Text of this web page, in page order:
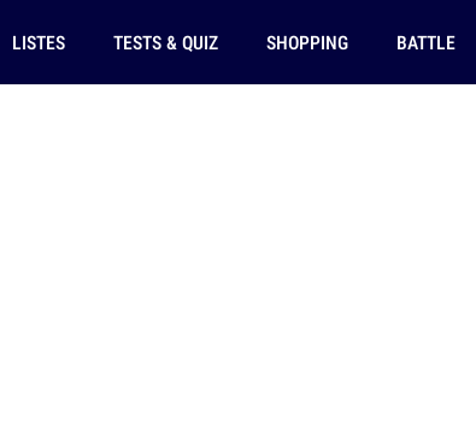
LISTES TESTS & QUIZ SHOPPING BATTLE